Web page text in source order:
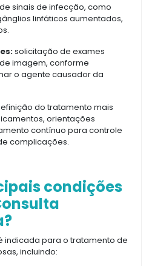
sinais de infecção, como
linfáticos aumentados,
solicitação de exames
imagem, conforme
o agente causador da
do tratamento mais
orientações
contínuo para controle
complicações.
condições
indicada para o tratamento de
incluindo: